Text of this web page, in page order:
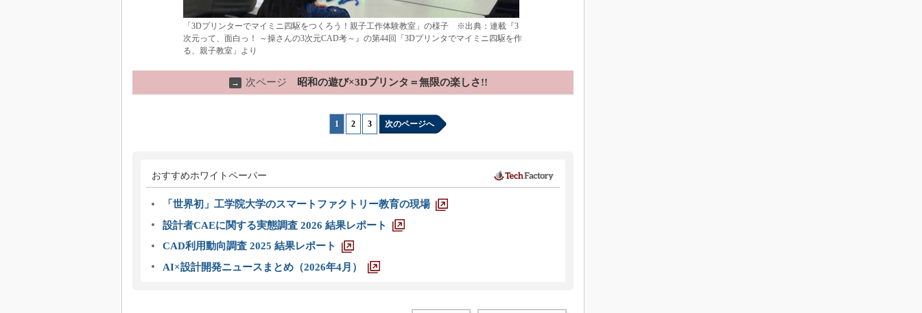
「3Dプリンターでマイミニ四駆をつくろう！親子工作体験教室」の様子 ※出典：連載『3
次元って、面白っ！ ～操さんの3次元CAD考～』の第44回「3Dプリンタでマイミニ四駆を作
る、親子教室」より
→ 次ページ 昭和の遊び×3Dプリンタ＝無限の楽しさ!!
1 2 3 次のページへ
おすすめホワイトペーパー
「世界初」工学院大学のスマートファクトリー教育の現場
設計者CAEに関する実態調査 2026 結果レポート
CAD利用動向調査 2025 結果レポート
AI×設計開発ニュースまとめ（2026年4月）